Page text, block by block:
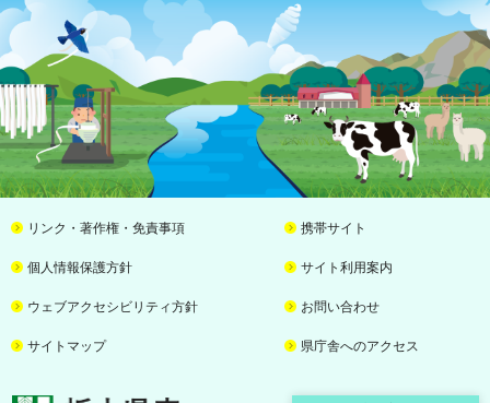
リンク・著作権・免責事項 携帯サイト
個人情報保護方針 サイト利用案内
ウェブアクセシビリティ方針 お問い合わせ
サイトマップ 県庁舎へのアクセス